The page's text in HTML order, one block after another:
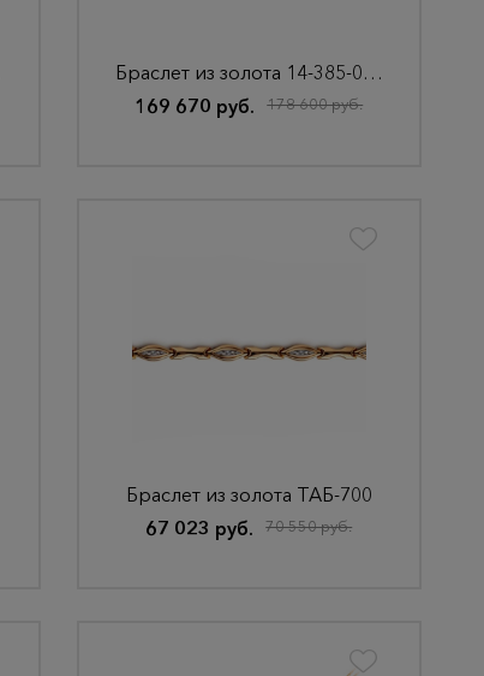
Браслет из золота 14-385-000-4К
169 670 руб.
178 600 руб.
Браслет из золота ТАБ-700
67 023 руб.
70 550 руб.